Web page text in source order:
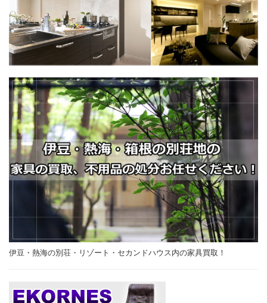
伊豆・熱海の別荘・リゾート・セカンドハウス内の家具買取！